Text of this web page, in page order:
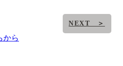
NEXT ＞